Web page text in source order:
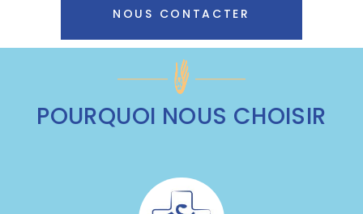
NOUS CONTACTER
POURQUOI NOUS CHOISIR